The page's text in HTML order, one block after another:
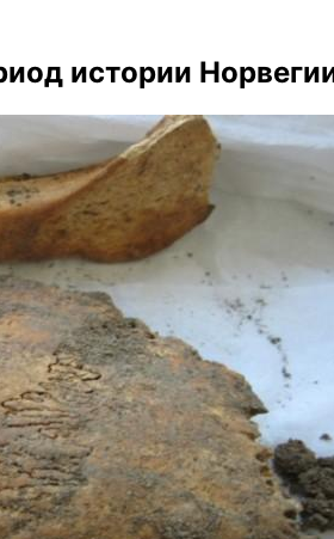
истории